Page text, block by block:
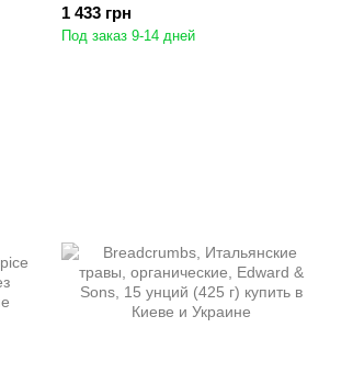
1 433 грн
Под заказ 9-14 дней